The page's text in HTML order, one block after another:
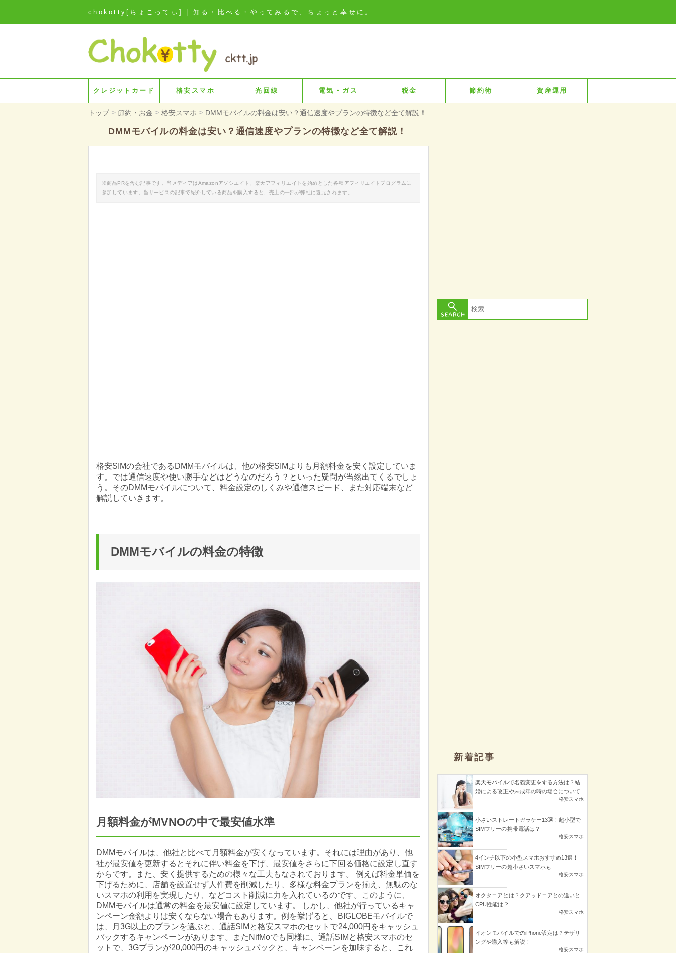
chokotty[ちょこってぃ] | 知る・比べる・やってみるで、ちょっと幸せに。
クレジットカード 格安スマホ 光回線 電気・ガス 税金 節約術 資産運用
トップ > 節約・お金 > 格安スマホ > DMMモバイルの料金は安い？通信速度やプランの特徴など全て解説！
DMMモバイルの料金は安い？通信速度やプランの特徴など全て解説！
※商品PRを含む記事です。当メディアはAmazonアソシエイト、楽天アフィリエイトを始めとした各種アフィリエイトプログラムに
参加しています。当サービスの記事で紹介している商品を購入すると、売上の一部が弊社に還元されます。
格安SIMの会社であるDMMモバイルは、他の格安SIMよりも月額料金を安く設定していま
す。では通信速度や使い勝手などはどうなのだろう？といった疑問が当然出てくるでしょ
う。そのDMMモバイルについて、料金設定のしくみや通信スピード、また対応端末など
解説していきます。
DMMモバイルの料金の特徴
月額料金がMVNOの中で最安値水準
DMMモバイルは、他社と比べて月額料金が安くなっています。それには理由があり、他
社が最安値を更新するとそれに伴い料金を下げ、最安値をさらに下回る価格に設定し直す
からです。また、安く提供するための様々な工夫もなされております。 例えば料金単価を
下げるために、店舗を設置せず人件費を削減したり、多様な料金プランを揃え、無駄のな
いスマホの利用を実現したり、などコスト削減に力を入れているのです。このように、
DMMモバイルは通常の料金を最安値に設定しています。 しかし、他社が行っているキャ
ンペーン金額よりは安くならない場合もあります。例を挙げると、BIGLOBEモバイルで
は、月3G以上のプランを選ぶと、通話SIMと格安スマホのセットで24,000円をキャッシュ
バックするキャンペーンがあります。またNifMoでも同様に、通話SIMと格安スマホのセ
ットで、3Gプランが20,000円のキャッシュバックと、キャンペーンを加味すると、これ
新着記事
楽天モバイルで名義変更をする方法は？結
婚による改正や未成年の時の場合について
格安スマホ
小さいストレートガラケー13選！超小型で
SIMフリーの携帯電話は？
格安スマホ
4インチ以下の小型スマホおすすめ13選！
SIMフリーの超小さいスマホも
格安スマホ
オクタコアとは？クアッドコアとの違いと
CPU性能は？
格安スマホ
イオンモバイルでのiPhone設定は？テザリ
ングや購入等も解説！
格安スマホ